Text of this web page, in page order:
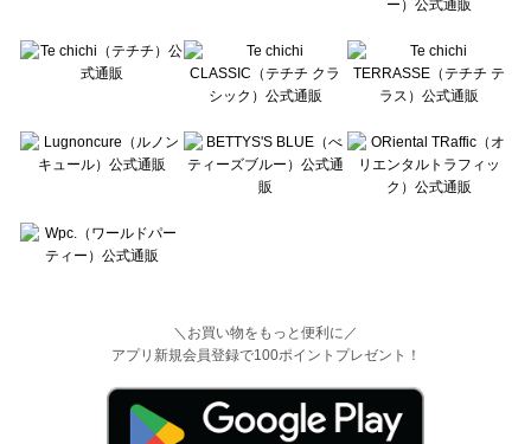
＼お買い物をもっと便利に／
アプリ新規会員登録で100ポイントプレゼント！